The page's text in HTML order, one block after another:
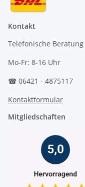
Kontakt
Telefonische
Mo-Fr: 8-16 Uhr
☎ 06421 - 4875117
Kontaktformular
Mitgliedschaften